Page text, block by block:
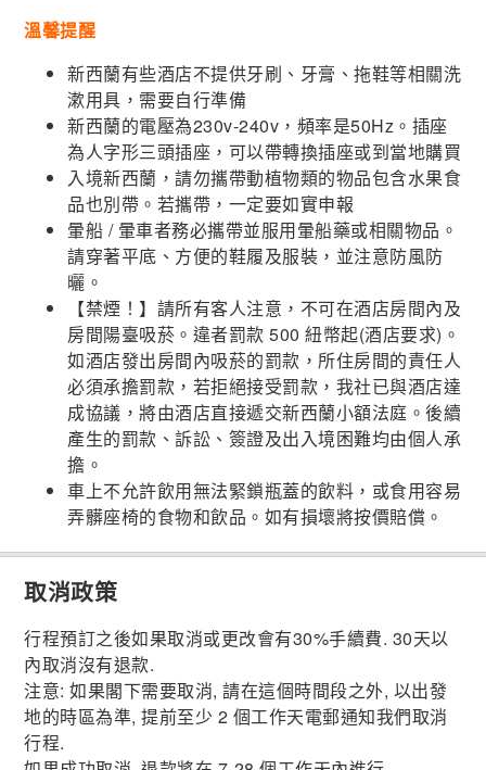
溫馨提醒
新西蘭有些酒店不提供牙刷、牙膏、拖鞋等相關洗
漱用具，需要自行準備
新西蘭的電壓為230v-240v，頻率是50Hz。插座
為人字形三頭插座，可以帶轉換插座或到當地購買
入境新西蘭，請勿攜帶動植物類的物品包含水果食
品也別帶。若攜帶，一定要如實申報
暈船 / 暈車者務必攜帶並服用暈船藥或相關物品。
請穿著平底、方便的鞋履及服裝，並注意防風防
曬。
【禁煙！】請所有客人注意，不可在酒店房間內及
房間陽臺吸菸。違者罰款 500 紐幣起(酒店要求)。
如酒店發出房間內吸菸的罰款，所住房間的責任人
必須承擔罰款，若拒絕接受罰款，我社已與酒店達
成協議，將由酒店直接遞交新西蘭小額法庭。後續
產生的罰款、訴訟、簽證及出入境困難均由個人承
擔。
車上不允許飲用無法緊鎖瓶蓋的飲料，或食用容易
弄髒座椅的食物和飲品。如有損壞將按價賠償。
取消政策
行程預訂之後如果取消或更改會有30%手續費. 30天以
內取消沒有退款.
注意: 如果閣下需要取消, 請在這個時間段之外, 以出發
地的時區為準, 提前至少 2 個工作天電郵通知我們取消
行程.